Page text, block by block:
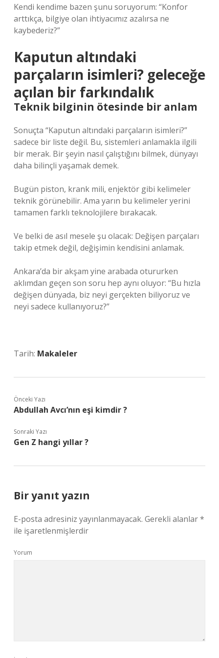
Kendi kendime bazen şunu soruyorum: “Konfor
arttıkça, bilgiye olan ihtiyacımız azalırsa ne
kaybederiz?”
Kaputun altındaki
parçaların isimleri? geleceğe
açılan bir farkındalık
Teknik bilginin ötesinde bir anlam
Sonuçta “Kaputun altındaki parçaların isimleri?”
sadece bir liste değil. Bu, sistemleri anlamakla ilgili
bir merak. Bir şeyin nasıl çalıştığını bilmek, dünyayı
daha bilinçli yaşamak demek.
Bugün piston, krank mili, enjektör gibi kelimeler
teknik görünebilir. Ama yarın bu kelimeler yerini
tamamen farklı teknolojilere bırakacak.
Ve belki de asıl mesele şu olacak: Değişen parçaları
takip etmek değil, değişimin kendisini anlamak.
Ankara’da bir akşam yine arabada otururken
aklımdan geçen son soru hep aynı oluyor: “Bu hızla
değişen dünyada, biz neyi gerçekten biliyoruz ve
neyi sadece kullanıyoruz?”
Tarih: Makaleler
Önceki Yazı
Abdullah Avcı’nın eşi kimdir ?
Sonraki Yazı
Gen Z hangi yıllar ?
Bir yanıt yazın
E-posta adresiniz yayınlanmayacak. Gerekli alanlar*
ile işaretlenmişlerdir
Yorum